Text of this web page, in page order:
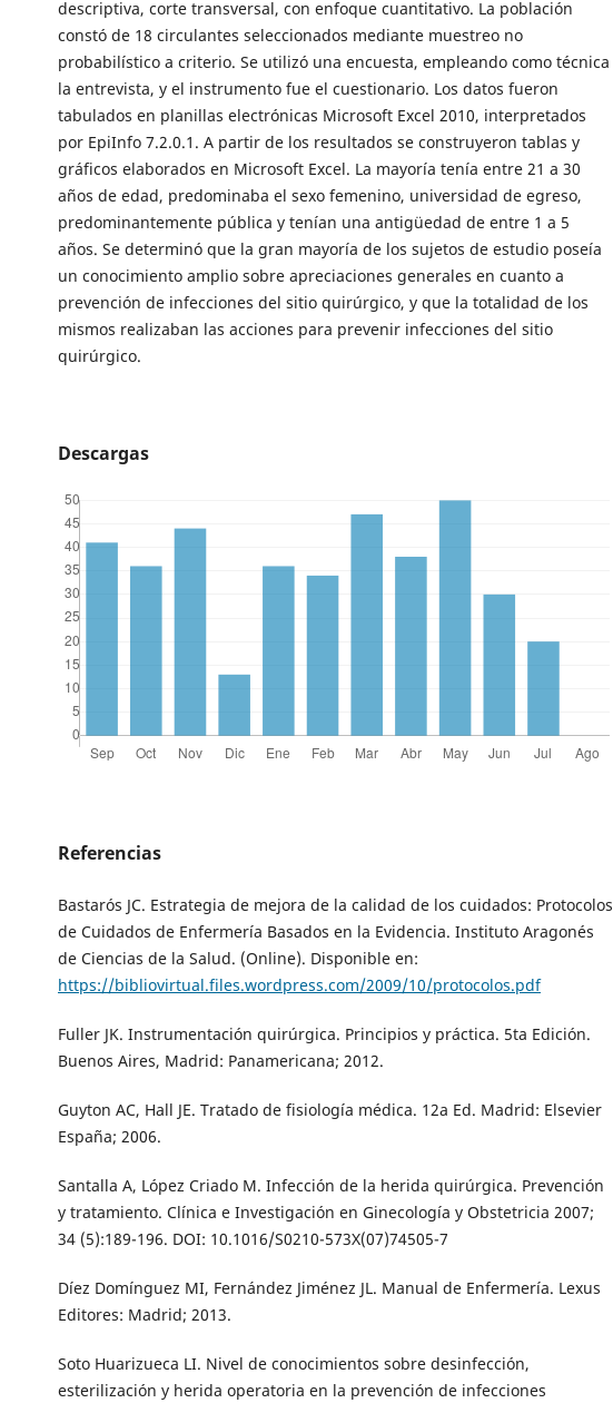
descriptiva, corte transversal, con enfoque cuantitativo. La población
constó de 18 circulantes seleccionados mediante muestreo no
probabilístico a criterio. Se utilizó una encuesta, empleando como técnica
la entrevista, y el instrumento fue el cuestionario. Los datos fueron
tabulados en planillas electrónicas Microsoft Excel 2010, interpretados
por EpiInfo 7.2.0.1. A partir de los resultados se construyeron tablas y
gráficos elaborados en Microsoft Excel. La mayoría tenía entre 21 a 30
años de edad, predominaba el sexo femenino, universidad de egreso,
predominantemente pública y tenían una antigüedad de entre 1 a 5
años. Se determinó que la gran mayoría de los sujetos de estudio poseía
un conocimiento amplio sobre apreciaciones generales en cuanto a
prevención de infecciones del sitio quirúrgico, y que la totalidad de los
mismos realizaban las acciones para prevenir infecciones del sitio
quirúrgico.
Descargas
Referencias
Bastarós JC. Estrategia de mejora de la calidad de los cuidados: Protocolos
de Cuidados de Enfermería Basados en la Evidencia. Instituto Aragonés
de Ciencias de la Salud. (Online). Disponible en:
https://bibliovirtual.files.wordpress.com/2009/10/protocolos.pdf
Fuller JK. Instrumentación quirúrgica. Principios y práctica. 5ta Edición.
Buenos Aires, Madrid: Panamericana; 2012.
Guyton AC, Hall JE. Tratado de fisiología médica. 12a Ed. Madrid: Elsevier
España; 2006.
Santalla A, López Criado M. Infección de la herida quirúrgica. Prevención
y tratamiento. Clínica e Investigación en Ginecología y Obstetricia 2007;
34 (5):189-196. DOI: 10.1016/S0210-573X(07)74505-7
Díez Domínguez MI, Fernández Jiménez JL. Manual de Enfermería. Lexus
Editores: Madrid; 2013.
Soto Huarizueca LI. Nivel de conocimientos sobre desinfección,
esterilización y herida operatoria en la prevención de infecciones